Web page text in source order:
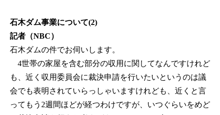
石木ダム事業について(2)
記者（NBC）
石木ダムの件でお伺いします。
4世帯の家屋を含む部分の収用に関してなんですけれど
も、近く収用委員会に裁決申請を行いたいというのは議
会でも表明されていらっしゃいますけれども、近くと言
ってもう2週間ほどが経つわけですが、いつぐらいをめど